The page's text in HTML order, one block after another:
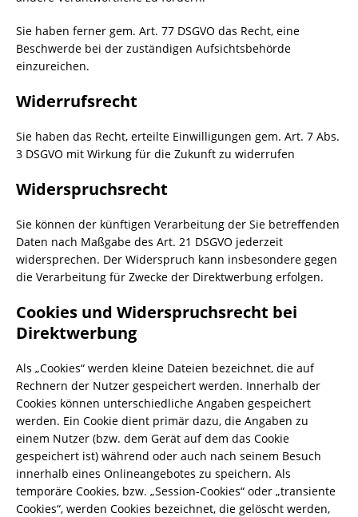
Sie haben ferner gem. Art. 77 DSGVO das Recht, eine
Beschwerde bei der zuständigen Aufsichtsbehörde
einzureichen.
Widerrufsrecht
Sie haben das Recht, erteilte Einwilligungen gem. Art. 7 Abs.
3 DSGVO mit Wirkung für die Zukunft zu widerrufen
Widerspruchsrecht
Sie können der künftigen Verarbeitung der Sie betreffenden
Daten nach Maßgabe des Art. 21 DSGVO jederzeit
widersprechen. Der Widerspruch kann insbesondere gegen
die Verarbeitung für Zwecke der Direktwerbung erfolgen.
Cookies und Widerspruchsrecht bei
Direktwerbung
Als „Cookies“ werden kleine Dateien bezeichnet, die auf
Rechnern der Nutzer gespeichert werden. Innerhalb der
Cookies können unterschiedliche Angaben gespeichert
werden. Ein Cookie dient primär dazu, die Angaben zu
einem Nutzer (bzw. dem Gerät auf dem das Cookie
gespeichert ist) während oder auch nach seinem Besuch
innerhalb eines Onlineangebotes zu speichern. Als
temporäre Cookies, bzw. „Session-Cookies“ oder „transiente
Cookies“, werden Cookies bezeichnet, die gelöscht werden,